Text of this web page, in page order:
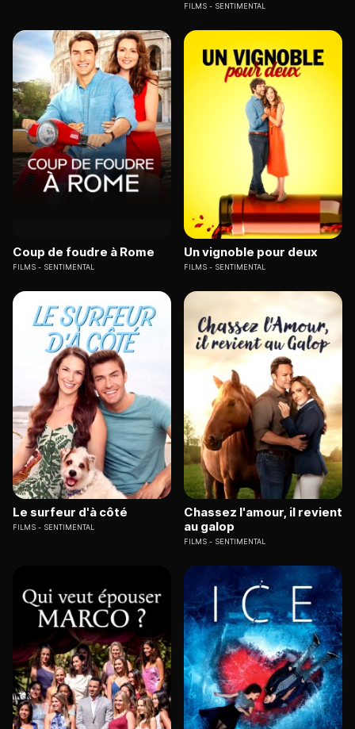
FILMS SENTIMENTAL
Coup de foudre à Rome
FILMS SENTIMENTAL
Un vignoble pour deux
FILMS SENTIMENTAL
Le surfeur d'à côté
FILMS SENTIMENTAL
Chassez l'amour, il revient
au galop
FILMS SENTIMENTAL